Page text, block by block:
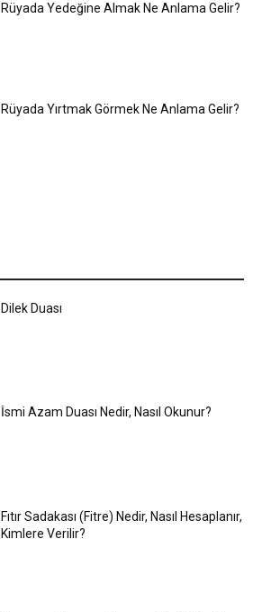
Rüyada Yedeğine Almak Ne Anlama Gelir?
Rüyada Yırtmak Görmek Ne Anlama Gelir?
Dilek Duası
İsmi Azam Duası Nedir, Nasıl Okunur?
Fıtır Sadakası (Fitre) Nedir, Nasıl Hesaplanır,
Kimlere Verilir?